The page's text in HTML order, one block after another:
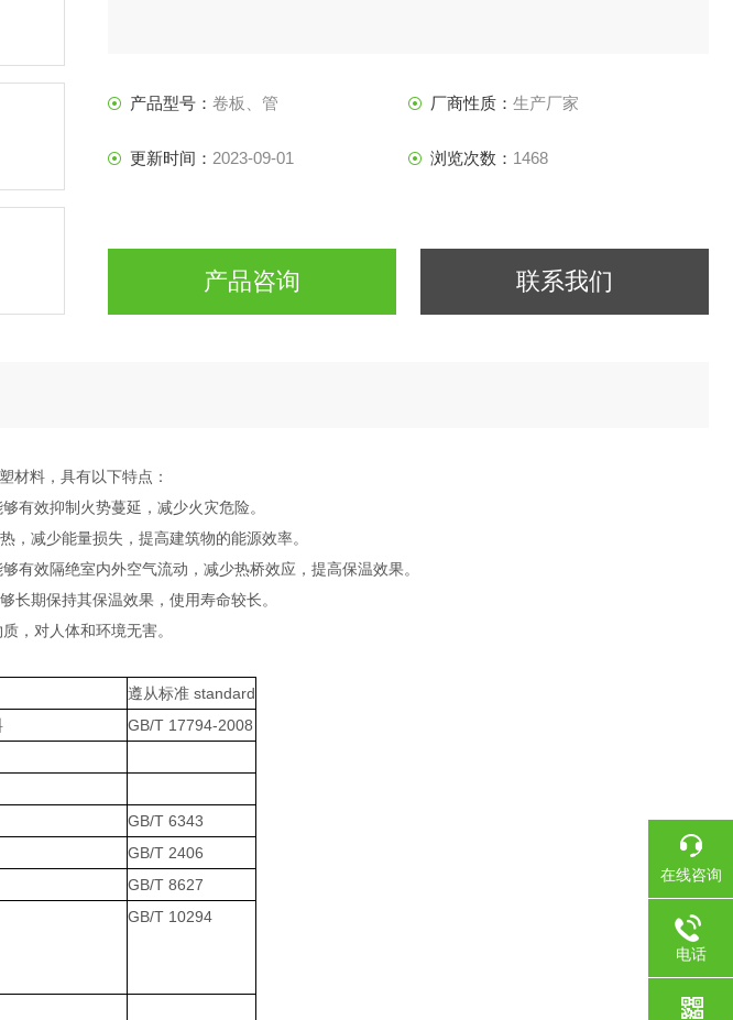
产品型号： 卷板、管 厂商性质： 生产厂家
更新时间： 2023-09-01 浏览次数： 1468
产品咨询 联系我们
材料，具有以下特点：
有效抑制火势蔓延，减少火灾危险。
，减少能量损失，提高建筑物的能源效率。
有效隔绝室内外空气流动，减少热桥效应，提高保温效果。
长期保持其保温效果，使用寿命较长。
，对人体和环境无害。
遵从标准 standard
GB/T 17794-2008
GB/T 6343
GB/T 2406
GB/T 8627
GB/T 10294
在线咨询
电话